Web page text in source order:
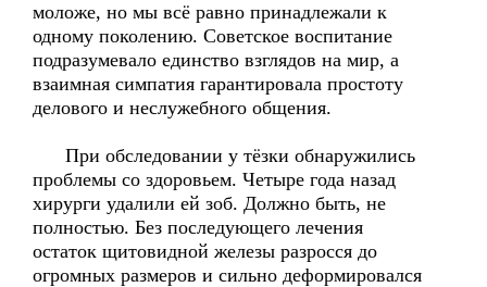
моложе, но мы всё равно принадлежали к
одному поколению. Советское воспитание
подразумевало единство взглядов на мир, а
взаимная симпатия гарантировала простоту
делового и неслужебного общения.
При обследовании у тёзки обнаружились
проблемы со здоровьем. Четыре года назад
хирурги удалили ей зоб. Должно быть, не
полностью. Без последующего лечения
остаток щитовидной железы разросся до
огромных размеров и сильно деформировался